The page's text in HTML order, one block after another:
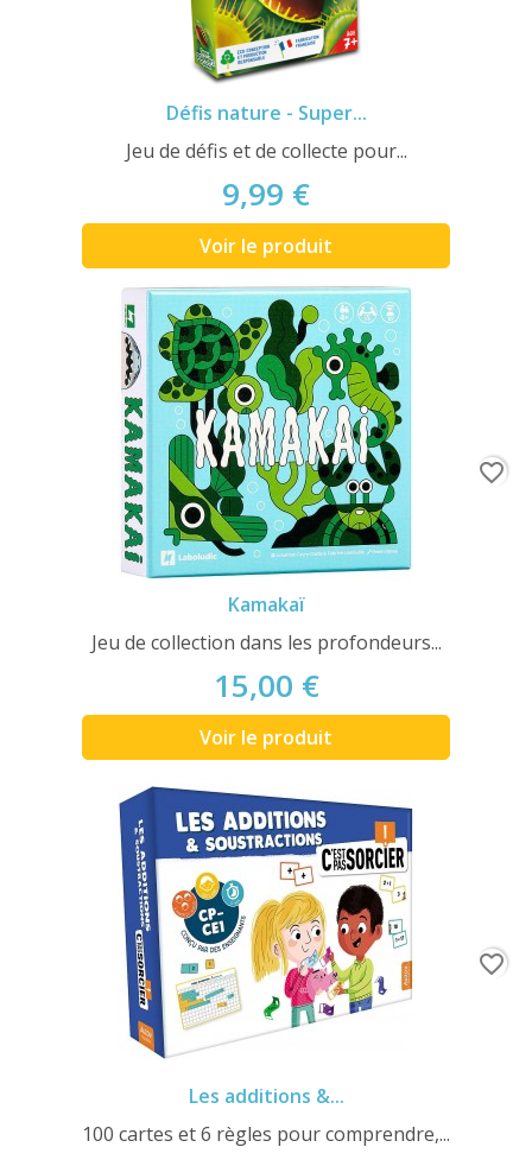
Défis nature - Super...
Jeu de défis et de collecte pour...
9,99 €
Voir le produit
Kamakaï
Jeu de collection dans les profondeurs...
15,00 €
Voir le produit
favorite_border
Les additions &...
100 cartes et 6 règles pour comprendre,...
favorite_border